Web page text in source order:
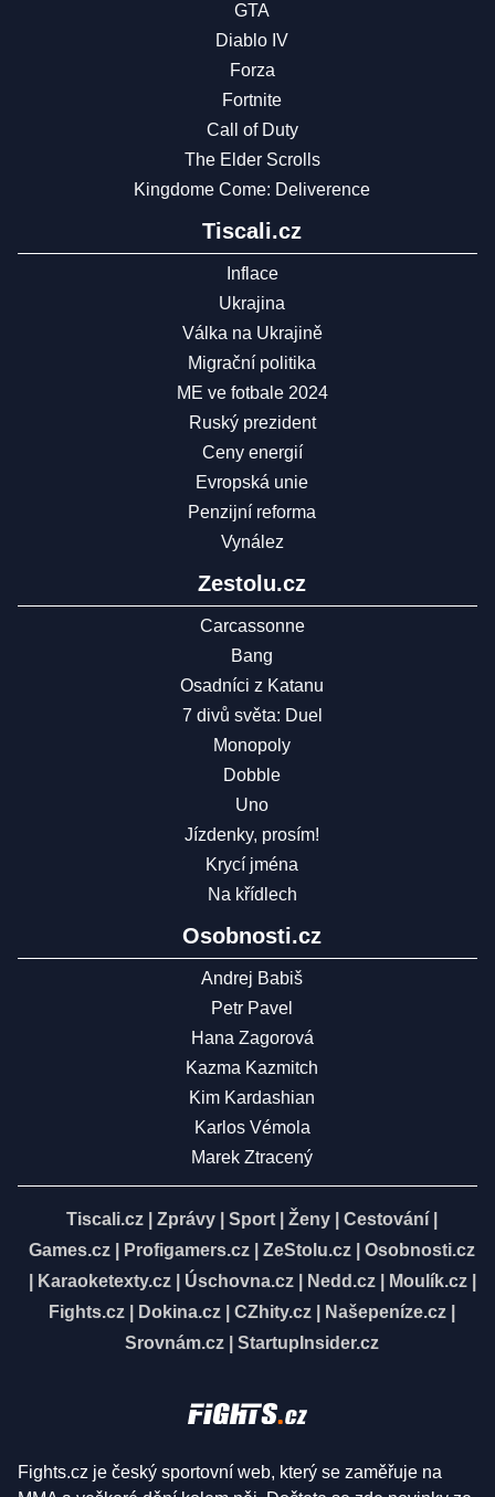
GTA
Diablo IV
Forza
Fortnite
Call of Duty
The Elder Scrolls
Kingdome Come: Deliverence
Tiscali.cz
Inflace
Ukrajina
Válka na Ukrajině
Migrační politika
ME ve fotbale 2024
Ruský prezident
Ceny energií
Evropská unie
Penzijní reforma
Vynález
Zestolu.cz
Carcassonne
Bang
Osadníci z Katanu
7 divů světa: Duel
Monopoly
Dobble
Uno
Jízdenky, prosím!
Krycí jména
Na křídlech
Osobnosti.cz
Andrej Babiš
Petr Pavel
Hana Zagorová
Kazma Kazmitch
Kim Kardashian
Karlos Vémola
Marek Ztracený
Tiscali.cz Zprávy Sport Ženy Cestování
Games.cz
Profigamers.cz ZeStolu.cz
Osobnosti.cz
Karaoketexty.cz| Úschovna.cz| Nedd.cz| Moulík.cz|
Fights.cz
Dokina.cz CZhity.cz Našepeníze.cz
Srovnám.cz
StartupInsider.cz
Fights.cz je český sportovní web, který se zaměřuje na